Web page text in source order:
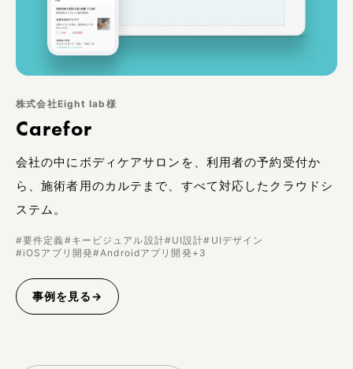
株式会社Eight lab様
Carefor
会社の中にボディケアサロンを、利用者の予約受付か
ら、施術者用のカルテまで、すべて対応したクラウドシ
ステム。
#要件定義# キービジュアル設計# UI設計# UIデザイン
# iOSアプリ開発# Androidアプリ開発 + 3
事例を見る→